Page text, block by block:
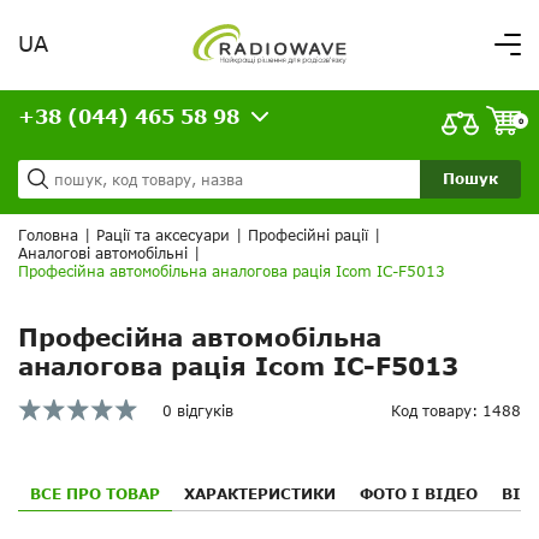
Вітаємо,
увійдіть в особистий кабінет
Доставка та оплата
Кредит
Статті
Контакти
ВАШЕ ЗАМОВЛЕННЯ
UA
Пошук
+38 (044) 465 58 98 0
Головна Рації та аксесуари Професійні рації
Аналогові автомобільні
Професійна автомобільна аналогова рація Icom IC-F5013
Професійна автомобільна
аналогова рація Icom IC-F5013
0 відгуків Код товару: 1488
ВСЕ ПРО ТОВАР ХАРАКТЕРИСТИКИ ФОТО І ВІДЕО